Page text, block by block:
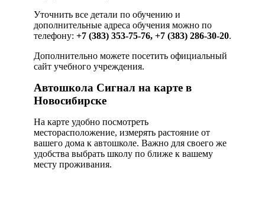
Уточнить все детали по обучению и
дополнительные адреса обучения можно по
телефону: +7 (383) 353-75-76, +7 (383) 286-30-20.
Дополнительно можете посетить официальный
сайт учебного учреждения.
Автошкола Сигнал на карте в
Новосибирске
На карте удобно посмотреть
месторасположение, измерять растояние от
вашего дома к автошколе. Важно для своего же
удобства выбрать школу по ближе к вашему
месту проживания.